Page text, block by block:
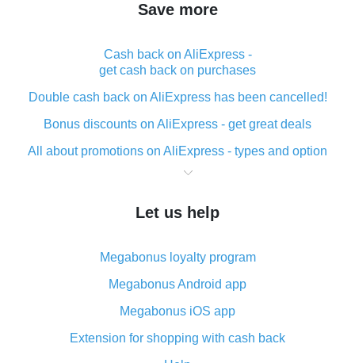
Save more
Cash back on AliExpress -
get cash back on purchases
Double cash back on AliExpress has been cancelled!
Bonus discounts on AliExpress - get great deals
All about promotions on AliExpress - types and option
What is cash back when making purchases on
The best place to download cash back for AliExpress
What is the AliExpress cash back plugin and what are
its advantages
Cash back from the AliExpress mobile app -
advantages of the plugin
Double cash back on AliExpress has been cancelled!
Let us help
Megabonus loyalty program
Megabonus Android app
Megabonus iOS app
Extension for shopping with cash back